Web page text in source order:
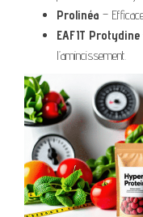
Prolinéa –
EAFIT Protydine
l’amincissement.